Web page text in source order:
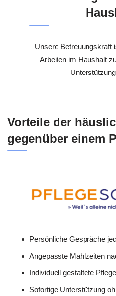
Unsere Betreuungskraft
Arbeiten im Haushalt
Vorteile der
gegenüber einem
Persönliche Gespräche
Angepasste Mahlzeiten
Individuell gestaltete
Sofortige Unterstützung